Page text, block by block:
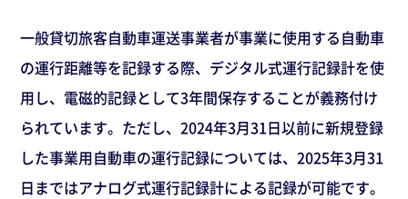
一般貸切旅客自動車運送事業者が事業に使用する自動車
の運行距離等を記録する際、デジタル式運行記録計を使
用し、電磁的記録として3年間保存することが義務付け
られています。ただし、2024年3月31日以前に新規登録
した事業用自動車の運行記録については、2025年3月31
日まではアナログ式運行記録計による記録が可能です。